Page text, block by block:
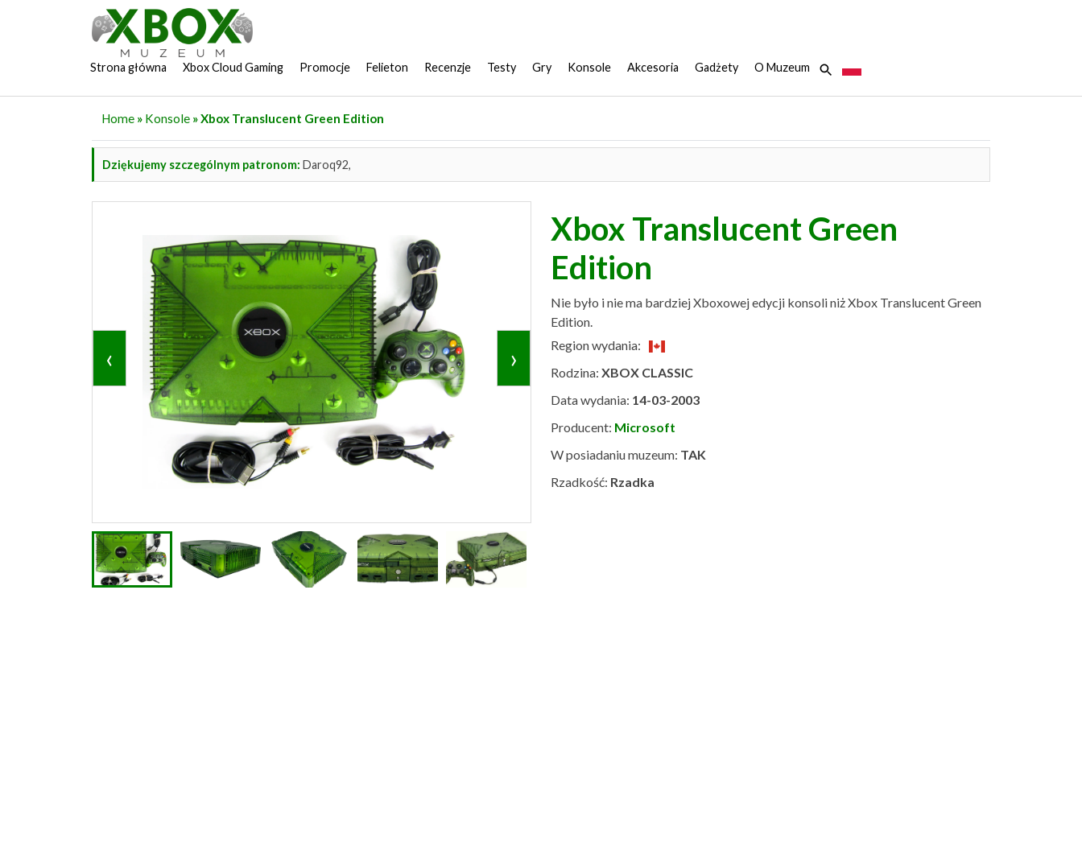
Strona główna Xbox Cloud Gaming Promocje Felieton Recenzje Testy Gry Konsole Akcesoria Gadżety O Muzeum
Home » Konsole » Xbox Translucent Green Edition
Dziękujemy szczególnym patronom: Daroq92,
‹ ›
Xbox Translucent Green
Edition
Nie było i nie ma bardziej Xboxowej edycji konsoli niż Xbox Translucent Green
Edition.
Region wydania:
Rodzina: XBOX CLASSIC
Data wydania: 14-03-2003
Producent: Microsoft
W posiadaniu muzeum: TAK
Rzadkość: Rzadka